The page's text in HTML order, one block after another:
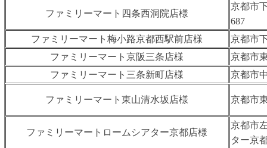
ファミリーマート四条西洞院店様
京都市
687
ファミリーマート梅小路京都西駅前店様
京都市
ファミリーマート京阪三条店様
京都市
ファミリーマート三条新町店様
京都市
ファミリーマート東山清水坂店様 京都市
ファミリーマートロームシアター京都店様
京都市
ター京